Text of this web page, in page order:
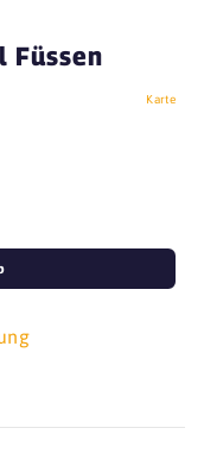
Füssen
Karte